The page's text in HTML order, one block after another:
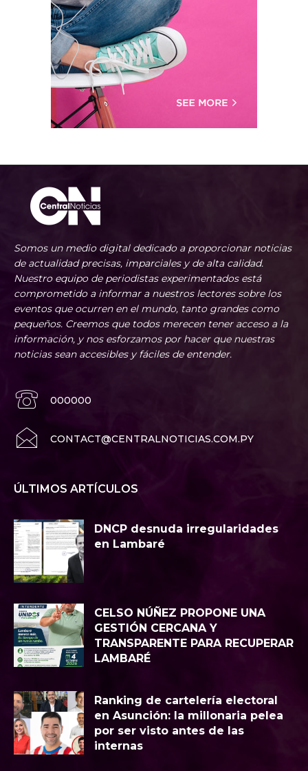
Somos un medio digital dedicado a proporcionar noticias
de actualidad precisas, imparciales y de alta calidad.
Nuestro equipo de periodistas experimentados está
comprometido a informar a nuestros lectores sobre los
eventos que ocurren en el mundo, tanto grandes como
pequeños. Creemos que todos merecen tener acceso a la
información, y nos esforzamos por hacer que nuestras
noticias sean accesibles y fáciles de entender.
000000
CONTACT@CENTRALNOTICIAS.COM.PY
ÚLTIMOS ARTÍCULOS
DNCP desnuda irregularidades
en Lambaré
CELSO NÚÑEZ PROPONE UNA
GESTIÓN CERCANA Y
TRANSPARENTE PARA RECUPERAR
LAMBARÉ
Ranking de cartelería electoral
en Asunción: la millonaria pelea
por ser visto antes de las
internas